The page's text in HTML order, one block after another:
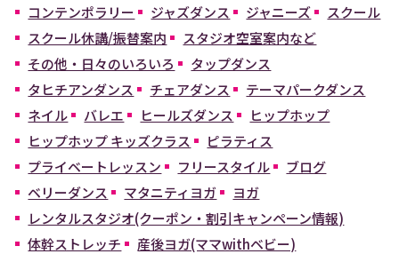
コンテンポラリー
ジャズダンス ジャニーズ
スクール
スクール休講/振替案内
スタジオ空室案内など
その他・日々のいろいろ
タップダンス
タヒチアンダンス
チェアダンス
テーマパークダンス
ネイル
バレエ ヒールズダンス
ヒップホップ
ヒップホップ キッズクラス
ピラティス
プライベートレッスン
フリースタイル
ブログ
ベリーダンス
マタニティヨガ
ヨガ
レンタルスタジオ(クーポン・割引キャンペーン情報)
体幹ストレッチ
産後ヨガ(ママwithベビー)